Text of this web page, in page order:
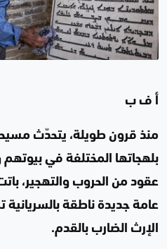
أ ف ب
منذ قرون طويلة، يتحدّث
بلهجاتها المختلفة في
عقود من الحروب والتهجير،
عامة جديدة ناطقة
الإرث الضارب بالقدم.